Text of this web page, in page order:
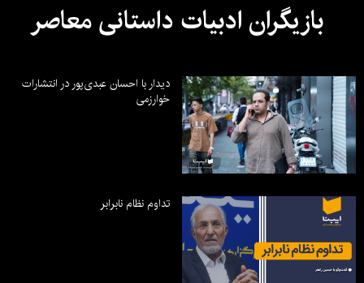
بازیگران ادبیات داستانی معاصر
دیدار با احسان عبدی‌پور در انتشارات
خوارزمی
تداوم نظام نابرابر